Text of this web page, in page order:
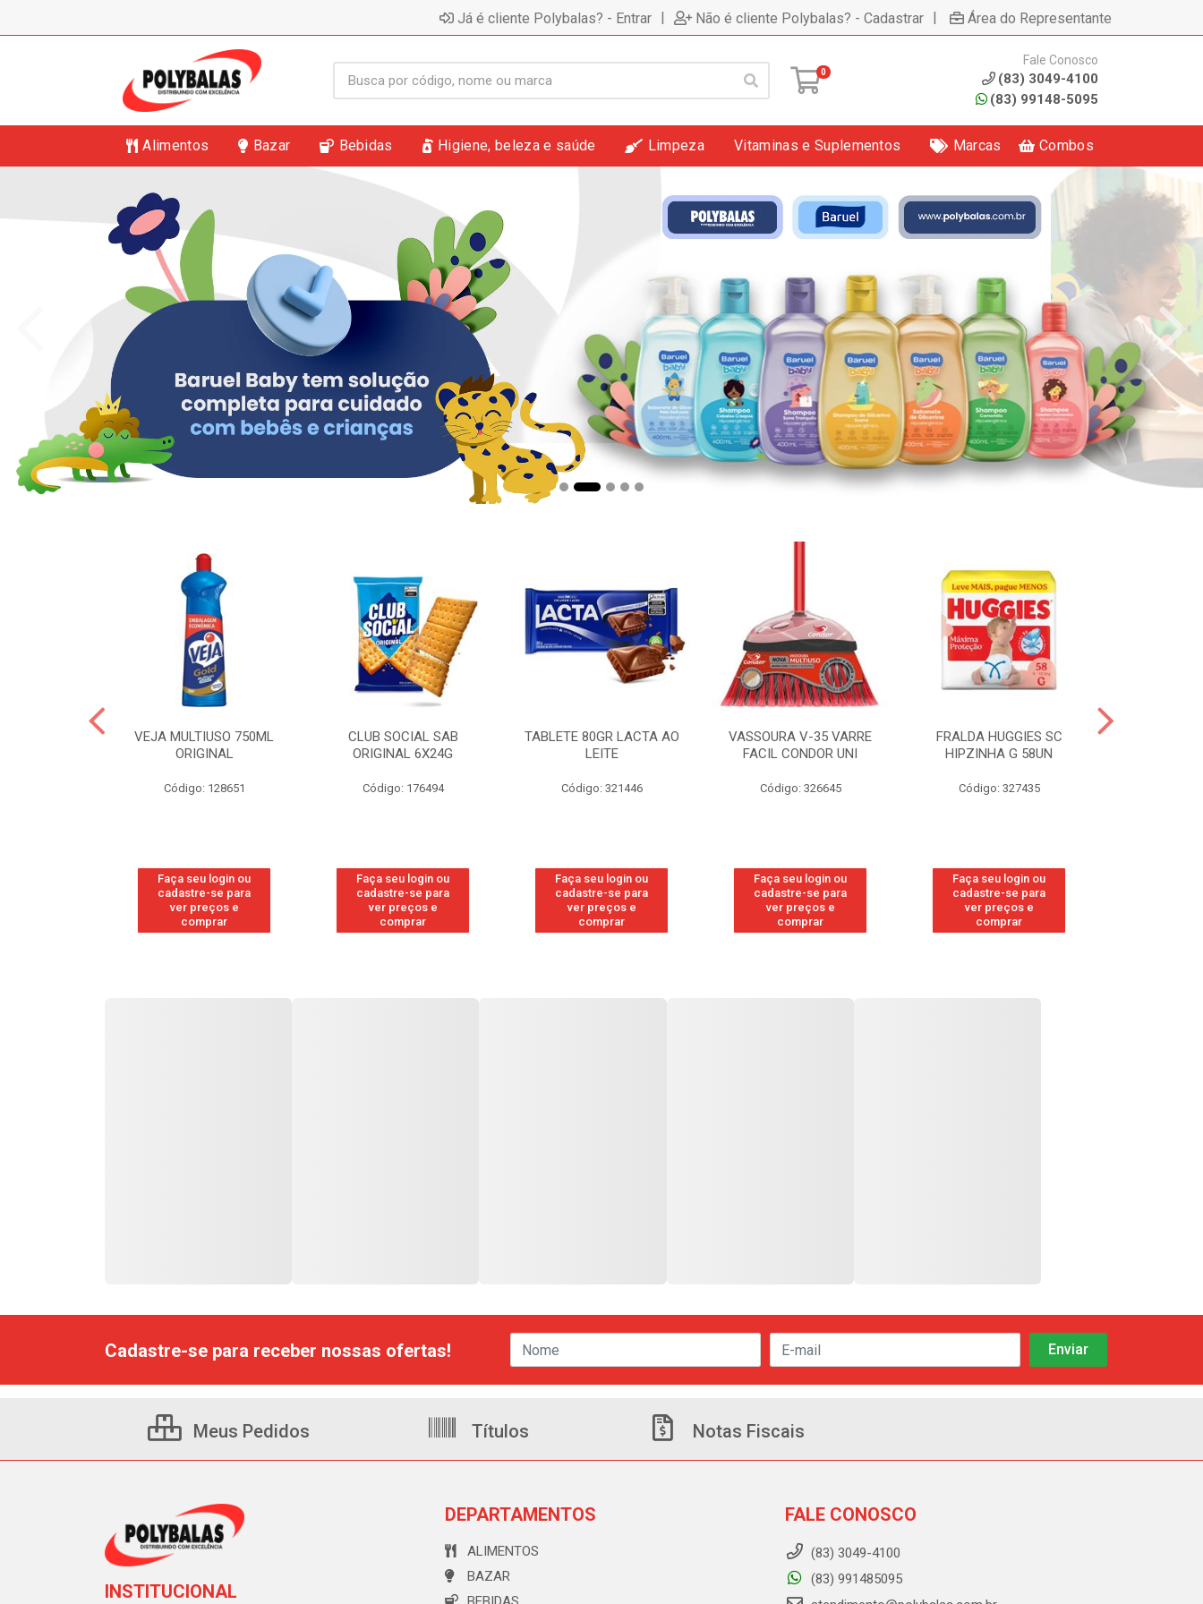
Já é cliente Polybalas? - Entrar | Não é cliente Polybalas? - Cadastrar | Área do Representante
0
Fale Conosco
(83) 3049-4100
(83) 99148-5095
Alimentos Bazar Bebidas Higiene, beleza e saúde Limpeza Vitaminas e Suplementos Marcas Combos
VEJA MULTIUSO 750ML
ORIGINAL
Código: 128651
Faça seu login ou
cadastre-se para
ver preços e
comprar
CLUB SOCIAL SAB
ORIGINAL 6X24G
Código: 176494
Faça seu login ou
cadastre-se para
ver preços e
comprar
TABLETE 80GR LACTA AO
LEITE
Código: 321446
Faça seu login ou
cadastre-se para
ver preços e
comprar
VASSOURA V-35 VARRE
FACIL CONDOR UNI
Código: 326645
Faça seu login ou
cadastre-se para
ver preços e
comprar
FRALDA HUGGIES SC
HIPZINHA G 58UN
Código: 327435
Faça seu login ou
cadastre-se para
ver preços e
comprar
Cadastre-se para receber nossas ofertas!
Meus Pedidos Títulos Notas Fiscais
INSTITUCIONAL
DEPARTAMENTOS
ALIMENTOS
BAZAR
FALE CONOSCO
(83) 3049-4100
(83) 991485095